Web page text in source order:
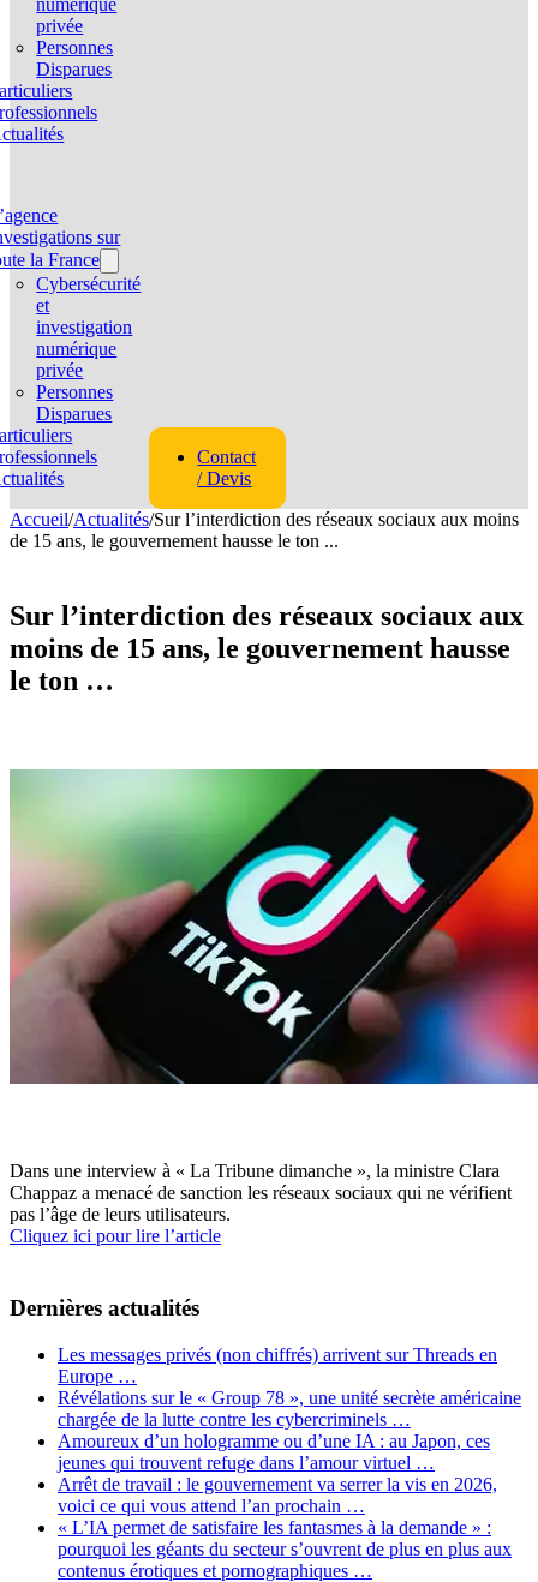
numérique
privée
Personnes
Disparues
sur
la France
Cybersécurité
et
investigation
numérique
privée
Personnes
Disparues
Contact
/ Devis
Accueil/Actualités/Sur l’interdiction des réseaux sociaux aux moins
de 15 ans, le gouvernement hausse le ton ...
Sur l’interdiction des réseaux sociaux aux
moins de 15 ans, le gouvernement hausse
le ton …
Dans une interview à « La Tribune dimanche », la ministre Clara
Chappaz a menacé de sanction les réseaux sociaux qui ne vérifient
pas l’âge de leurs utilisateurs.
Cliquez ici pour lire l’article
Dernières actualités
Les messages privés (non chiffrés) arrivent sur Threads en
Europe …
Révélations sur le « Group 78 », une unité secrète américaine
chargée de la lutte contre les cybercriminels …
Amoureux d’un hologramme ou d’une IA : au Japon, ces
jeunes qui trouvent refuge dans l’amour virtuel …
Arrêt de travail : le gouvernement va serrer la vis en 2026,
voici ce qui vous attend l’an prochain …
« L’IA permet de satisfaire les fantasmes à la demande » :
pourquoi les géants du secteur s’ouvrent de plus en plus aux
contenus érotiques et pornographiques …